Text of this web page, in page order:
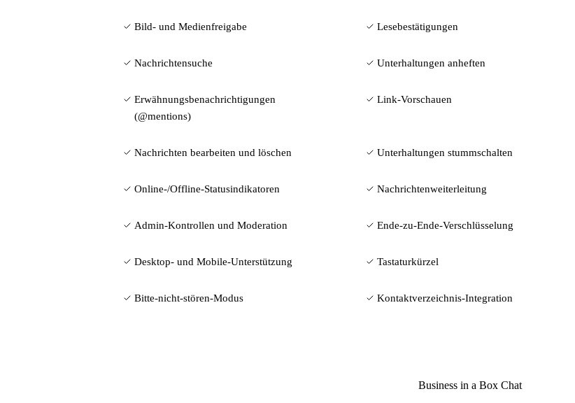
Bild- und Medienfreigabe Lesebestätigungen
Nachrichtensuche Unterhaltungen anheften
Erwähnungsbenachrichtigungen
(@mentions)
Link-Vorschauen
Nachrichten bearbeiten und löschen Unterhaltungen stummschalten
Online-/Offline-Statusindikatoren Nachrichtenweiterleitung
Admin-Kontrollen und Moderation Ende-zu-Ende-Verschlüsselung
Desktop- und Mobile-Unterstützung Tastaturkürzel
Bitte-nicht-stören-Modus Kontaktverzeichnis-Integration
Business in a Box Chat